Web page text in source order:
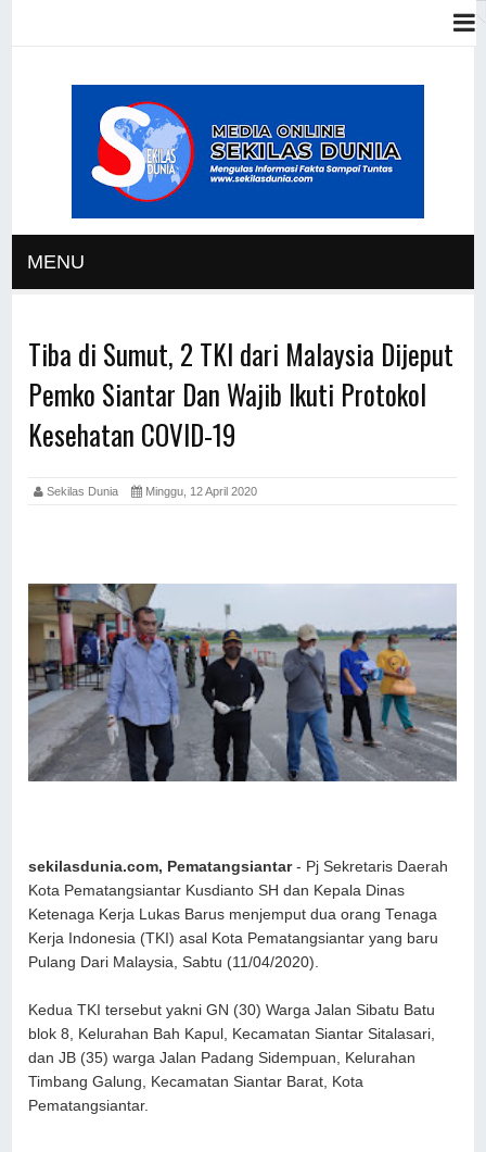
MENU
Tiba di Sumut, 2 TKI dari Malaysia Dijeput
Pemko Siantar Dan Wajib Ikuti Protokol
Kesehatan COVID-19
Sekilas Dunia Minggu, 12 April 2020
sekilasdunia.com, Pematangsiantar- Pj Sekretaris Daerah
Kota Pematangsiantar Kusdianto SH dan Kepala Dinas
Ketenaga Kerja Lukas Barus menjemput dua orang Tenaga
Kerja Indonesia (TKI) asal Kota Pematangsiantar yang baru
Pulang Dari Malaysia, Sabtu (11/04/2020).
Kedua TKI tersebut yakni GN (30) Warga Jalan Sibatu Batu
blok 8, Kelurahan Bah Kapul, Kecamatan Siantar Sitalasari,
dan JB (35) warga Jalan Padang Sidempuan, Kelurahan
Timbang Galung, Kecamatan Siantar Barat, Kota
Pematangsiantar.